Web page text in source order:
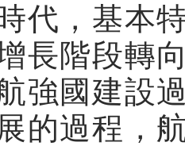
代，基本
長階段轉
強國建設
的過程，